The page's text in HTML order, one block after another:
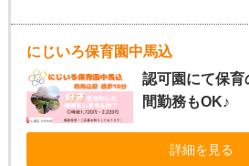
にじいろ保育園中馬込
認可園にて保
間勤務もOK♪
詳細を見る